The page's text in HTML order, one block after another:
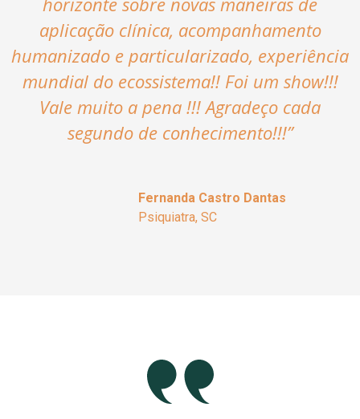
aplicação clínica, acompanhamento
humanizado e particularizado, experiência
mundial do ecossistema!! Foi um show!!!
Vale muito a pena !!! Agradeço cada
segundo de conhecimento!!!”
Fernanda Castro Dantas
Psiquiatra, SC